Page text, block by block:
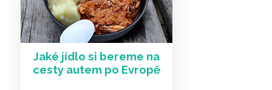
Jaké jídlo si bereme na
cesty autem po Evropě